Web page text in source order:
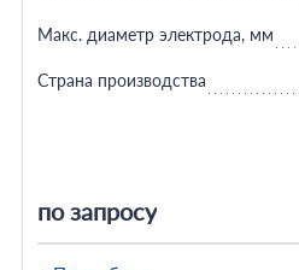
по запросу
Макс. диаметр электрода, мм
Страна производства